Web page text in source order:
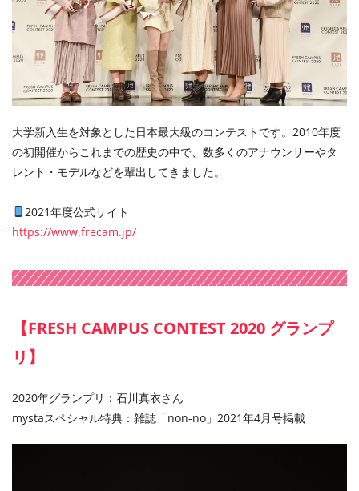
大学新入生を対象とした日本最大級のコンテストです。2010年度
の初開催からこれまでの歴史の中で、数多くのアナウンサーやタ
レント・モデルなどを輩出してきました。
2021年度公式サイト
https://www.frecam.jp/
【FRESH CAMPUS CONTEST 2020 グランプ
リ】
2020年グランプリ：石川真衣さん
mystaスペシャル特典：雑誌「non-no」2021年4月号掲載